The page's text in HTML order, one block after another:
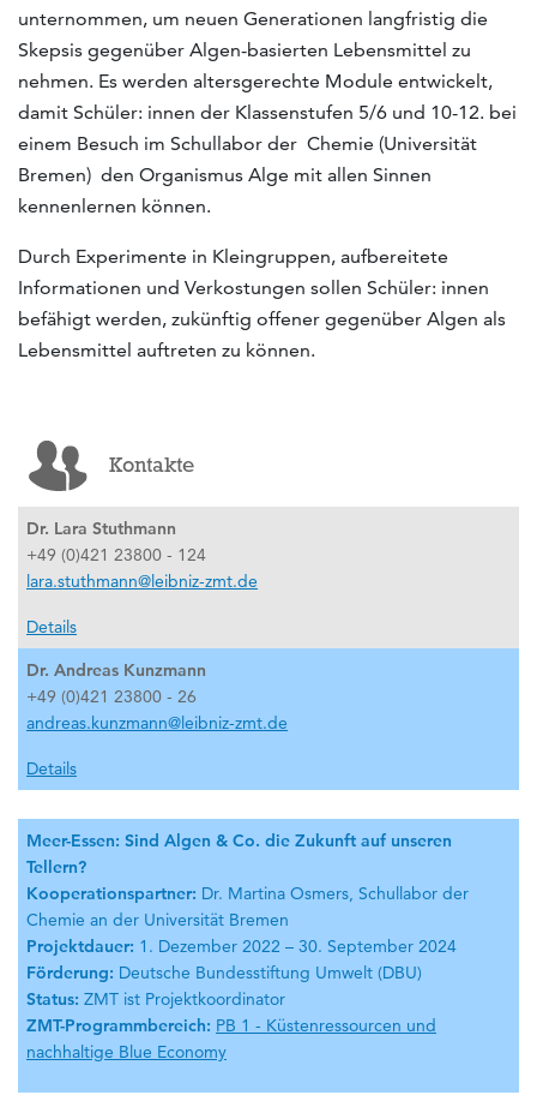
unternommen, um neuen Generationen langfristig die
Skepsis gegenüber Algen-basierten Lebensmittel zu
nehmen. Es werden altersgerechte Module entwickelt,
damit Schüler: innen der Klassenstufen 5/6 und 10-12. bei
einem Besuch im Schullabor der Chemie (Universität
Bremen) den Organismus Alge mit allen Sinnen
kennenlernen können.
Durch Experimente in Kleingruppen, aufbereitete
Informationen und Verkostungen sollen Schüler: innen
befähigt werden, zukünftig offener gegenüber Algen als
Lebensmittel auftreten zu können.
Kontakte
Dr. Lara Stuthmann
+49 (0)421 23800 - 124
lara.stuthmann@leibniz-zmt.de
Details
Dr. Andreas Kunzmann
+49 (0)421 23800 - 26
andreas.kunzmann@leibniz-zmt.de
Details
Meer-Essen: Sind Algen & Co. die Zukunft auf unseren
Tellern?
Kooperationspartner: Dr. Martina Osmers, Schullabor der
Chemie an der Universität Bremen
Projektdauer: 1. Dezember 2022 – 30. September 2024
Förderung: Deutsche Bundesstiftung Umwelt (DBU)
Status: ZMT ist Projektkoordinator
ZMT-Programmbereich: PB 1 - Küstenressourcen und
nachhaltige Blue Economy